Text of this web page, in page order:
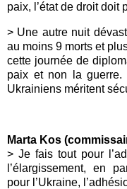
paix, l’état de droit doit
> Une autre nuit
au moins 9 morts et
cette journée de
paix et non la
Ukrainiens méritent
Marta Kos
> Je fais tout pour
l’élargissement, en
pour l’Ukraine,